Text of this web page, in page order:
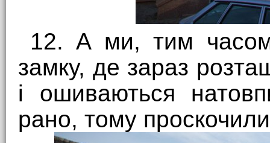
12. А ми, тим
замку, де зараз
і ошиваються
рано, тому